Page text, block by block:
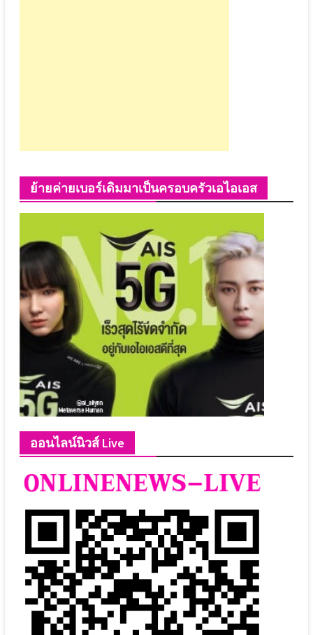
ย้ายค่ายเบอร์เดิมมาเป็นครอบครัวเอไอเอส
ออนไลน์นิวส์ Live